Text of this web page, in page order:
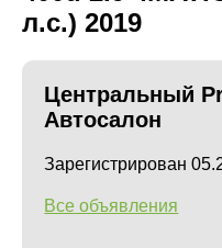
л.с.) 2019
Центральный
Автосалон
Зарегистрирован
Все объявления